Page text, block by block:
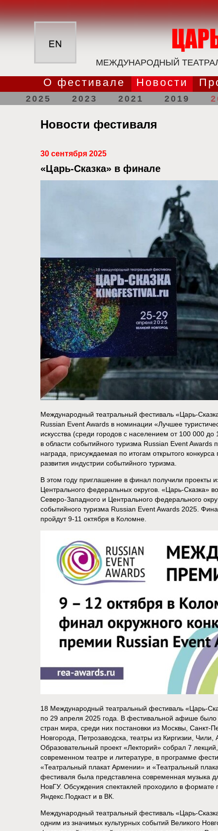
МЕЖДУНАРОДНЫЙ
О фестивале Новости
2025 2023 2021 2019
Новости фестиваля
30 сентября 2025
«Царь-Сказка» в финале
Международный театральный фестиваль «Царь-
Russian Event Awards в номинации «Лучшее
искусства (среди городов с населением от 100 000
в области событийного туризма Russian Event Awards
награда, присуждаемая по итогам открытого конкурса
развития индустрии событийного туризма.
В этом году приглашение в финал получили проекты
Центрального федеральных округов. «Царь-Сказка»
Cеверо-Западного и Центрального федерального
событийного туризма Russian Event Awards 2025.
пройдут 9-11 октября в Коломне.
18 Международный театральный фестиваль «Царь-
по 29 апреля 2025 года. В фестивальной афише было
стран мира, среди них постановки из Москвы, Санкт-
Новгорода, Петрозаводска, театры из Киргизии,
Образовательный проект «Лекторий» собрал 7
современном театре и литературе, в программе
«Театральный плакат Армении» и «Театральный
фестиваля была представлена современная музыка
НовГУ. Обсуждения спектаклей проходило в формате
Яндекс.Подкаст и в ВК.
Международный театральный фестиваль «Царь-
одним из значимых культурных событий Великого